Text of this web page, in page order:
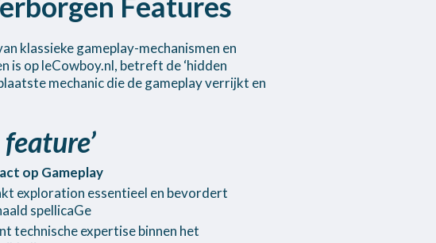
Features
klassieke gameplay-mechanismen en
is op leCowboy.nl, betreft de ‘hidden
mechanic die de gameplay verrijkt en
op Gameplay
exploration essentieel en bevordert
spellicaGe
technische expertise binnen het